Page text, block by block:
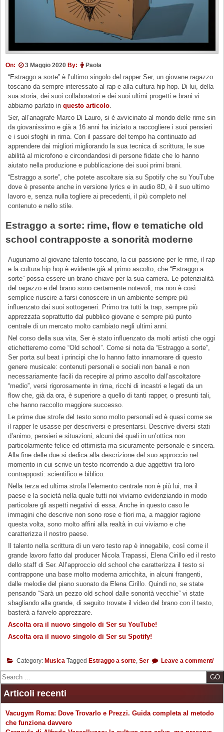
On: 3 Maggio 2020 By: Paola
“Estraggo a sorte” è l’ultimo singolo del rapper Ser, un giovane ragazzo
toscano da sempre interessato al rap e alla cultura hip hop. Di lui, della
sua storia, dei suoi collaboratori e dei suoi ultimi progetti e brani vi
abbiamo parlato inquesto articolo
Ser, all’anagrafe Marco Di Lauro, si è avvicinato al mondo delle rime sin
da giovanissimo e già a 16 anni ha iniziato a raccogliere i suoi pensieri
e i suoi sfoghi in rima. Con il passare del tempo ha continuato ad
apprendere dai migliori migliorando la sua tecnica di scrittura, le sue
abilità al microfono e circondandosi di persone fidate che lo hanno
aiutato nella produzione e pubblicazione dei suoi primi brani.
“Estraggo a sorte”, che potete ascoltare sia su Spotify che su YouTube
dove è presente anche in versione lyrics e in audio 8D, è il suo ultimo
lavoro e, senza nulla togliere ai precedenti, il più completo nel
contenuto e nello stile.
Estraggo a sorte: rime, flow e tematiche old
school contrapposte a sonorità moderne
Auguriamo al giovane talento toscano, la cui passione per le rime, il rap
e la cultura hip hop è evidente già al primo ascolto, che “Estraggo a
sorte” possa essere un brano chiave per la sua carriera. Le potenzialità
del ragazzo e del brano sono certamente notevoli, ma non è così
semplice riuscire a farsi conoscere in un ambiente sempre più
influenzato dai suoi sottogeneri. Primo tra tutti la trap, sempre più
apprezzata soprattutto dal pubblico giovane e sempre più punto
centrale di un mercato molto cambiato negli ultimi anni.
Nel corso della sua vita, Ser è stato influenzato da molti artisti che oggi
etichetteremo come “Old school”. Come si nota da “Estraggo a sorte”,
Ser porta sul beat i principi che lo hanno fatto innamorare di questo
genere musicale: contenuti personali e sociali non banali e non
necessariamente facili da recepire al primo ascolto dall’ascoltatore
“medio”, versi rigorosamente in rima, ricchi di incastri e legati da un
flow che, già da ora, è superiore a quello di tanti rapper, o presunti tali,
che hanno raccolto maggiore successo.
Le prime due strofe del testo sono molto personali ed è quasi come se
il rapper le usasse per descriversi e presentarsi. Descrive diversi stati
d’animo, pensieri e situazioni, alcuni dei quali in un’ottica non
particolarmente felice ed ottimista ma sicuramente personale e sincera.
Alla fine delle due si dedica alla descrizione del suo approccio nel
momento in cui scrive un testo ricorrendo a due aggettivi tra loro
contrapposti: scientifico e biblico.
Nella terza ed ultima strofa l’elemento centrale non è più lui, ma il
paese e la società nella quale tutti noi viviamo evidenziando in modo
particolare gli aspetti negativi di essa. Anche in questo caso le
immagini che descrive non sono rose e fiori ma, a maggior ragione
questa volta, sono molto affini alla realtà in cui viviamo e che
caratterizza il nostro paese.
Il talento nella scrittura di un vero testo rap è innegabile, così come il
grande lavoro fatto dal producer Nicola Trapassi, Elena Cirillo ed il resto
dello staff di Ser. All’approccio old school che caratterizza il testo si
contrappone una base molto moderna arricchita, in alcuni frangenti,
dalle melodie del piano suonato da Elena Cirillo. Quindi no, se state
pensando “Sarà un pezzo old school dalle sonorità vecchie” vi state
sbagliando alla grande, di seguito trovate il video del brano con il testo,
basterà a farvelo apprezzare.
Ascolta ora il nuovo singolo di Ser su YouTube!
Ascolta ora il nuovo singolo di Ser su Spotify!
Category: Musica Tagged Estraggo a sorte Ser Leave a comment/
Search
Articoli recenti
Vacugym Roma: Dove Trovarlo e Prezzi. Guida completa al metodo
che funziona davvero